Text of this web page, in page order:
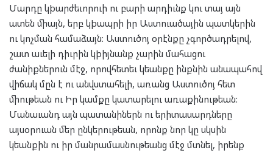
Մարդը կþարժեւորուի ու բարի արդիւնք կու տայ այն
ատեն միայն, երբ կþապրի իր Աստուածային պատկերին
ու կոչման համաձայն: Աստուծոյ օրէնքը չգործադրելով,
շատ աւելի դիւրին կþիյնանք չարին մահացու
ժանիքներուն մէջ, որովհետեւ կեանքը ինքնին անապահով
վիճակ մըն է ու անվստահելի, առանց Աստուծոյ հետ
միութեան ու Իր կամքը կատարելու առաքինութեան:
Մանաւանդ այն պատանիներն ու երիտասարդները
այսօրուան մեր ընկերութեան, որոնք նոր կը սկսին
կեանքին ու իր մանրամասնութեանց մէջ մտնել, իրենք